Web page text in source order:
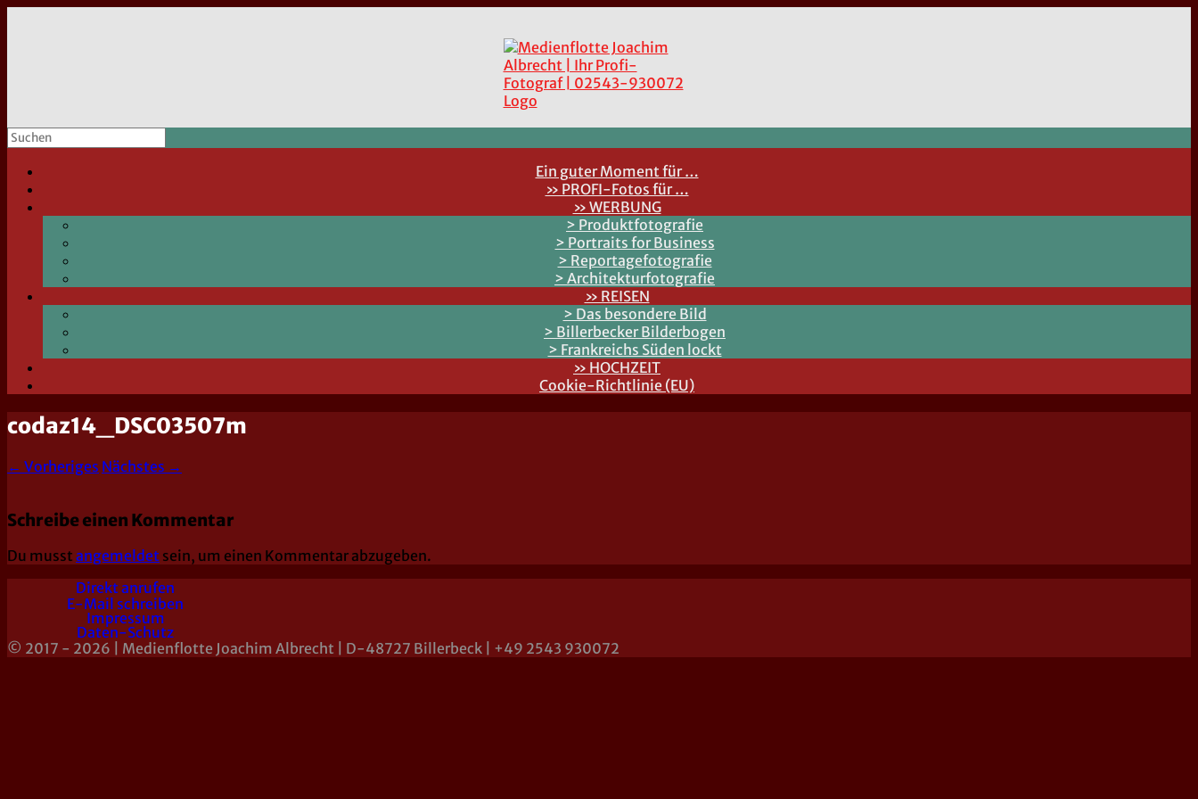
Ein guter Moment für …
» PROFI-Fotos für …
» WERBUNG
> Produktfotografie
> Portraits for Business
> Reportagefotografie
> Architekturfotografie
» REISEN
> Das besondere Bild
> Billerbecker Bilderbogen
> Frankreichs Süden lockt
» HOCHZEIT
Cookie-Richtlinie (EU)
codaz14_DSC03507m
← Vorheriges Nächstes →
Schreibe einen Kommentar
Du musst angemeldet sein, um einen Kommentar abzugeben.
Direkt anrufen
E-Mail schreiben
Impressum
Daten-Schutz
© 2017 - 2026 | Medienflotte Joachim Albrecht | D-48727 Billerbeck | +49 2543 930072